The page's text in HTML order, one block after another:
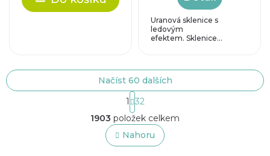
Uranová sklenice s
ledovým
efektem. Sklenice...
O
v
l
á
Načíst 60 dalších
S
t
r
á
n
k
1
32
1903 položek celkem
Nahoru